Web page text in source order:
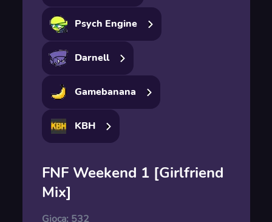
Psych Engine
Darnell
Gamebanana
KBH
FNF Weekend 1 [Girlfriend
Mix]
Gioca: 532